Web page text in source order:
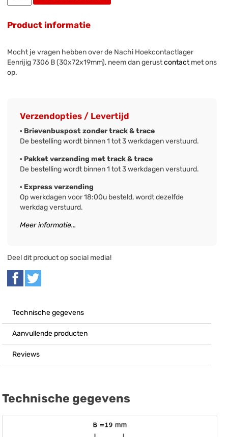
Product informatie
Mocht je vragen hebben over de Nachi Hoekcontactlager
Eenrijig 7306 B (30x72x19mm), neem dan gerustcontactmet ons
op.
Verzendopties / Levertijd
· Brievenbuspost zonder track & trace
De bestelling wordt binnen 1 tot 3 werkdagen verstuurd.
· Pakket verzending met track & trace
De bestelling wordt binnen 1 tot 3 werkdagen verstuurd.
· Express verzending
Op werkdagen voor 18:00u besteld, wordt dezelfde
werkdag verstuurd.
Meer informatie...
Deel dit product op social media!
Technische gegevens
Aanvullende producten
Reviews
Technische gegevens